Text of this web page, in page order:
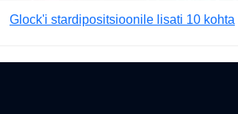
Glock'i stardipositsioonile lisati 10 kohta